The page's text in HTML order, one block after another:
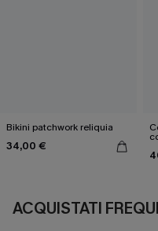
Bikini patchwork reliquia
34,00 €
ACQUISTATI